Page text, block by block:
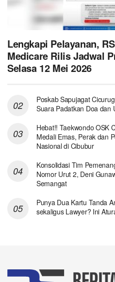
Lengkapi Pelayanan,
Medicare Rilis Jadwal
Selasa 12 Mei 2026
Poskab Sapujagat
Suara Padatkan Doa dan
Hebat!! Taekwondo OSK
Medali Emas, Perak dan
Nasional di Cibubur
Konsolidasi Tim
Nomor Urut 2, Deni
Semangat
Punya Dua Kartu Tanda
sekaligus Lawyer? Ini